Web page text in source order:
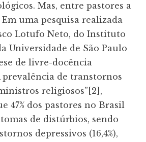
Mas, entre pastores a
uma pesquisa realizada
Lotufo Neto, do Instituto
Universidade de São Paulo
de livre-docência
prevalência de transtornos
religiosos”[2],
47% dos pastores no Brasil
de distúrbios, sendo
depressivos (16,4%),